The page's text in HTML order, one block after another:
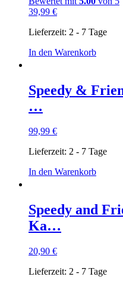
39,99 €
Lieferzeit: 2 - 7 Tage
In den Warenkorb
Speedy &
…
99,99 €
Lieferzeit: 2 - 7 Tage
In den Warenkorb
Speedy and
Ka…
20,90 €
Lieferzeit: 2 - 7 Tage